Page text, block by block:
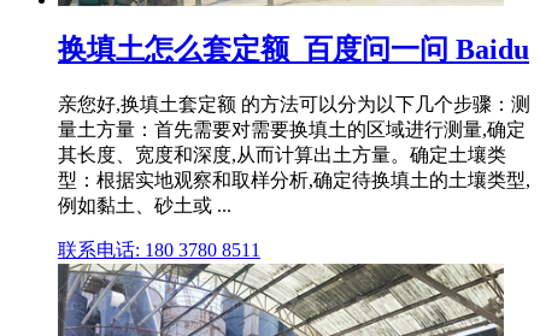
换填土怎么套定额_百度问一问 Baidu
亲您好,换填土套定额 的方法可以分为以下几个步骤：测
量土方量：首先需要对需要换填土的区域进行测量,确定
其长度、宽度和深度,从而计算出土方量。确定土壤类
型：根据实地观察和取样分析,确定待换填土的土壤类型,
例如黏土、砂土或 ...
联系电话: 180 3780 8511